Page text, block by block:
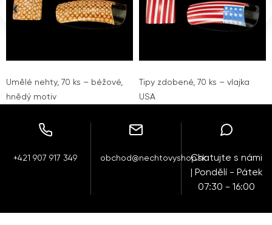
Umělé nehty, 70 ks – béžové,
hnědý motiv
Tipy zdobené, 70 ks – vlajka
USA
‹ ›
+421 907 917 349 obchod@nechtovyshop.skChatujte s námi
| Pondělí - Pátek
07:30 - 16:00